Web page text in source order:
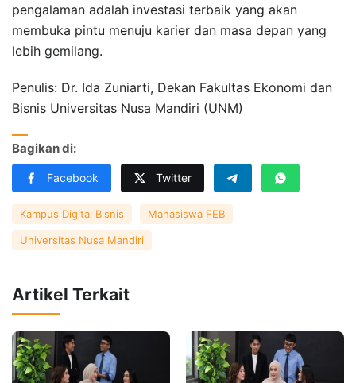
pengalaman adalah investasi terbaik yang akan
membuka pintu menuju karier dan masa depan yang
lebih gemilang.
Penulis: Dr. Ida Zuniarti, Dekan Fakultas Ekonomi dan
Bisnis Universitas Nusa Mandiri (UNM)
Bagikan di:
Facebook Twitter
Kampus Digital Bisnis Mahasiswa FEB
Universitas Nusa Mandiri
Artikel Terkait